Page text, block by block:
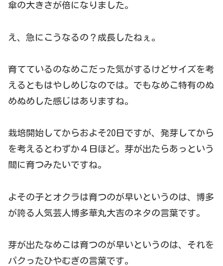
傘の大きさが倍になりました。
え、急にこうなるの？成長したねぇ。
育てているのなめこだった気がするけどサイズを考
えるともはやしめじなのでは。でもなめこ特有のぬ
めぬめした感じはありますね。
栽培開始してからおよそ20日ですが、発芽してから
を考えるとわずか４日ほど。芽が出たらあっという
間に育つみたいですね。
よその子とオクラは育つのが早いというのは、博多
が誇る人気芸人博多華丸大吉のネタの言葉です。
芽が出たなめこは育つのが早いというのは、それを
パクったひやむぎの言葉です。